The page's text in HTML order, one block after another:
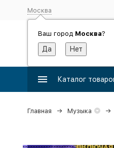
Москва
Ваш город Москва?
Каталог
Главная Музыка